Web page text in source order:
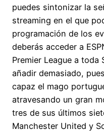
puedes sintonizar la
streaming en el que
programación de los
deberás acceder a
Premier League a toda
añadir demasiado,
capaz el mago
atravesando un gran
tres de sus últimos
Manchester United y